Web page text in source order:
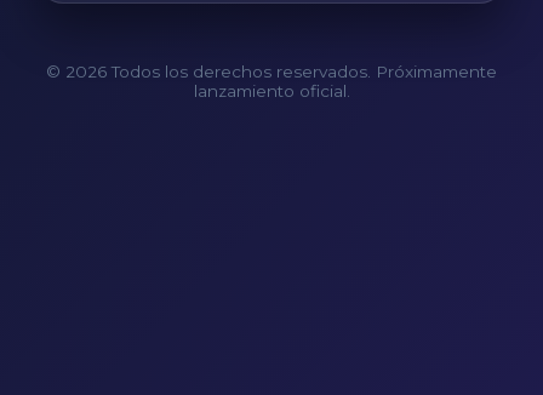
© 2026 Todos los derechos reservados. Próximamente
lanzamiento oficial.